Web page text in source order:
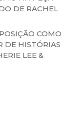
DE RACHEL
COMO
DE HISTÓRIAS
LEE &